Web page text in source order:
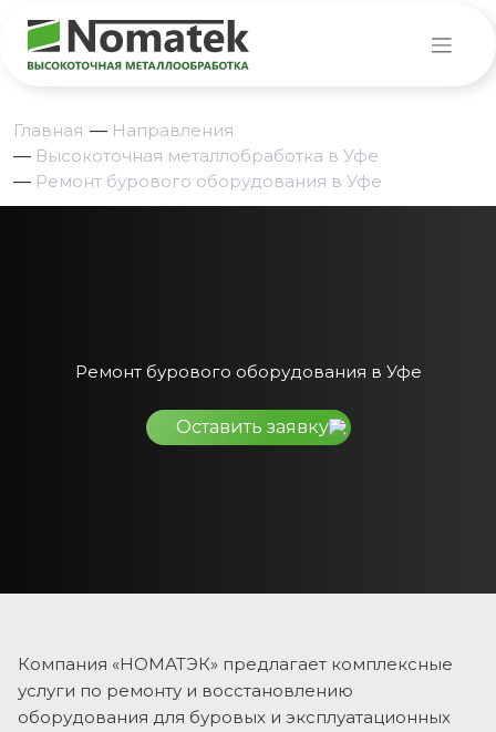
Главная — Направления
— Высокоточная металлобработка в Уфе
— Ремонт бурового оборудования в Уфе
Ремонт бурового оборудования в Уфе
Оставить заявку
Компания «НОМАТЭК» предлагает комплексные
услуги по ремонту и восстановлению
оборудования для буровых и эксплуатационных